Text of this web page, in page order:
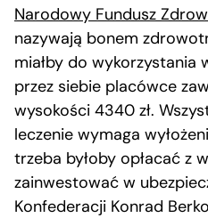
Narodowy Fundusz
nazywają bonem
miałby do wykorzystania
przez siebie placówce
wysokości 4340 zł.
leczenie wymaga
trzeba byłoby opłacać z
zainwestować w
Konfederacji Konrad